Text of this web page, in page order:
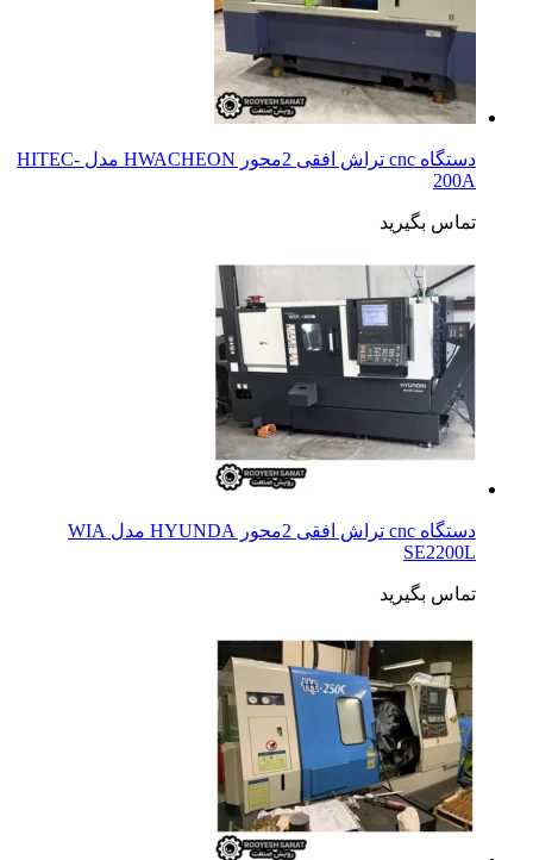
دستگاه cnc تراش افقی 2محور HWACHEON مدل HITEC-
200A
تماس بگیرید
دستگاه cnc تراش افقی 2محور HYUNDA مدل WIA
SE2200L
تماس بگیرید